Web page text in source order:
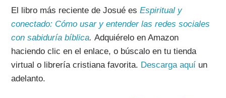
El libro más reciente de Josué esEspiritual y
conectado: Cómo usar y entender las redes sociales
con sabiduría bíblica.Adquiérelo en Amazon
haciendo clic en el enlace, o búscalo en tu tienda
virtual o librería cristiana favorita. Descarga aquí un
adelanto.